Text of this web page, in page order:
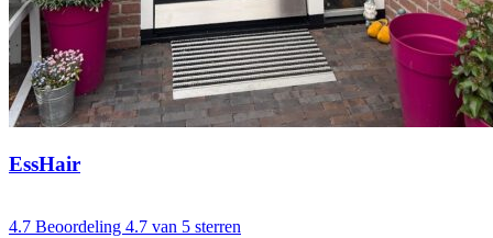
EssHair
4.7 Beoordeling 4.7 van 5 sterren